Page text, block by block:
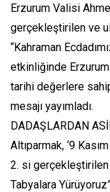
Erzurum Valisi
gerçekleştirilen ve
“Kahraman
etkinliğinde
tarihi değerlere
mesajı yayımladı.
DADAŞLARDAN
Altıparmak, ‘9
2. si gerçekleştirilen
Tabyalara